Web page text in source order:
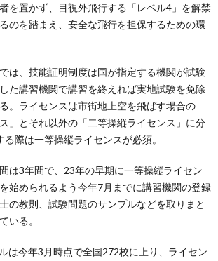
を置かず、目視外飛行する「レベル4」を解禁
のを踏まえ、安全な飛行を担保するための環
は、技能証明制度は国が指定する機関が試験
た講習機関で講習を終えれば実地試験を免除
。ライセンスは市街地上空を飛ばす場合の
」とそれ以外の「二等操縦ライセンス」に分
際は一等操縦ライセンスが必須。
は3年間で、23年の早期に一等操縦ライセン
始められるよう今年7月までに講習機関の登録
の教則、試験問題のサンプルなどを取りまと
いる。
は今年3月時点で全国272校に上り、ライセン